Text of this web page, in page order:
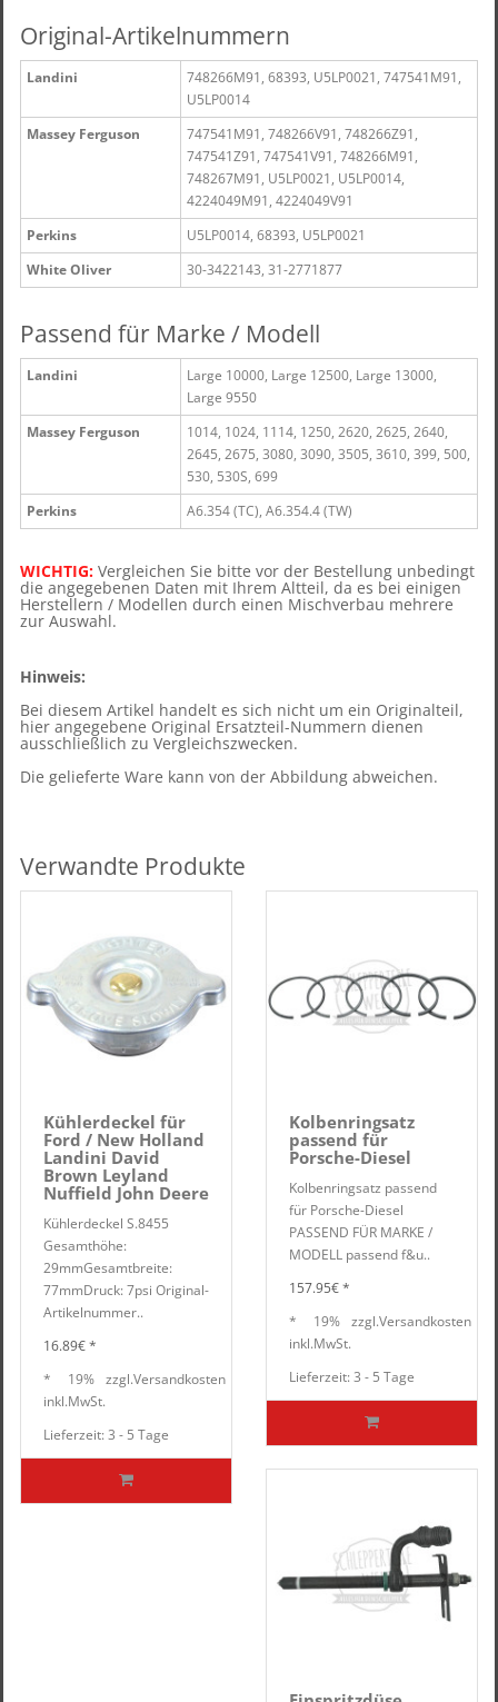
Original-Artikelnummern
Landini
748266M91, 68393, U5LP0021, 747541M91,
U5LP0014
Massey Ferguson
747541M91, 748266V91, 748266Z91,
747541Z91, 747541V91, 748266M91,
748267M91, U5LP0021, U5LP0014,
4224049M91, 4224049V91
Perkins
U5LP0014, 68393, U5LP0021
White Oliver
30-3422143, 31-2771877
Passend für Marke / Modell
Landini
Large 10000, Large 12500, Large 13000,
Large 9550
Massey Ferguson
1014, 1024, 1114, 1250, 2620, 2625, 2640,
2645, 2675, 3080, 3090, 3505, 3610, 399, 500,
530, 530S, 699
Perkins
A6.354 (TC), A6.354.4 (TW)
WICHTIG: Vergleichen Sie bitte vor der Bestellung unbedingt
die angegebenen Daten mit Ihrem Altteil, da es bei einigen
Herstellern / Modellen durch einen Mischverbau mehrere
zur Auswahl.
Hinweis:
Bei diesem Artikel handelt es sich nicht um ein Originalteil,
hier angegebene Original Ersatzteil-Nummern dienen
ausschließlich zu Vergleichszwecken.
Die gelieferte Ware kann von der Abbildung abweichen.
Verwandte Produkte
Kühlerdeckel für
Ford / New Holland
Landini David
Brown Leyland
Nuffield John Deere
Kühlerdeckel S.8455
Gesamthöhe:
29mmGesamtbreite:
77mmDruck: 7psi Original-
Artikelnummer..
16.89€ *
*
inkl.
19%
MwSt.
zzgl.Versandkosten
Lieferzeit: 3 - 5 Tage
Kolbenringsatz
passend für
Porsche-Diesel
Kolbenringsatz passend
für Porsche-Diesel
PASSEND FÜR MARKE /
MODELL passend f&u..
157.95€ *
*
inkl.
19%
MwSt.
zzgl.Versandkosten
Lieferzeit: 3 - 5 Tage